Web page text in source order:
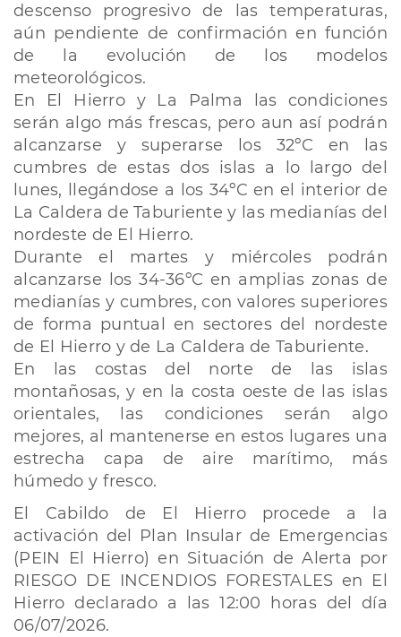
descenso progresivo de las temperaturas,
aún pendiente de confirmación en función
de la evolución de los modelos
meteorológicos.
En El Hierro y La Palma las condiciones
serán algo más frescas, pero aun así podrán
alcanzarse y superarse los 32ºC en las
cumbres de estas dos islas a lo largo del
lunes, llegándose a los 34ºC en el interior de
La Caldera de Taburiente y las medianías del
nordeste de El Hierro.
Durante el martes y miércoles podrán
alcanzarse los 34-36ºC en amplias zonas de
medianías y cumbres, con valores superiores
de forma puntual en sectores del nordeste
de El Hierro y de La Caldera de Taburiente.
En las costas del norte de las islas
montañosas, y en la costa oeste de las islas
orientales, las condiciones serán algo
mejores, al mantenerse en estos lugares una
estrecha capa de aire marítimo, más
húmedo y fresco.
El Cabildo de El Hierro procede a la
activación del Plan Insular de Emergencias
(PEIN El Hierro) en Situación de Alerta por
RIESGO DE INCENDIOS FORESTALES en El
Hierro declarado a las 12:00 horas del día
06/07/2026.